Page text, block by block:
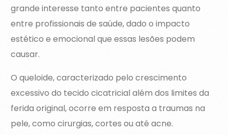
grande interesse tanto entre pacientes quanto
entre profissionais de saúde, dado o impacto
estético e emocional que essas lesões podem
causar.
O queloide, caracterizado pelo crescimento
excessivo do tecido cicatricial além dos limites da
ferida original, ocorre em resposta a traumas na
pele, como cirurgias, cortes ou até acne.